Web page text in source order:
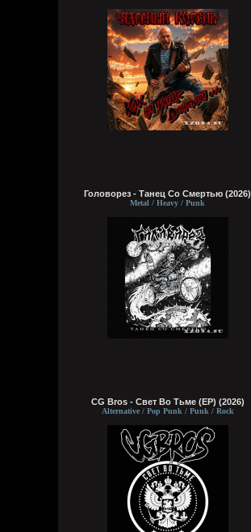
Головорез - Tанец Со Смертью (2026)
Metal / Heavy / Punk
CG Bros - Свет Во Тьме (EP) (2026)
Alternative / Pop Punk / Punk / Rock